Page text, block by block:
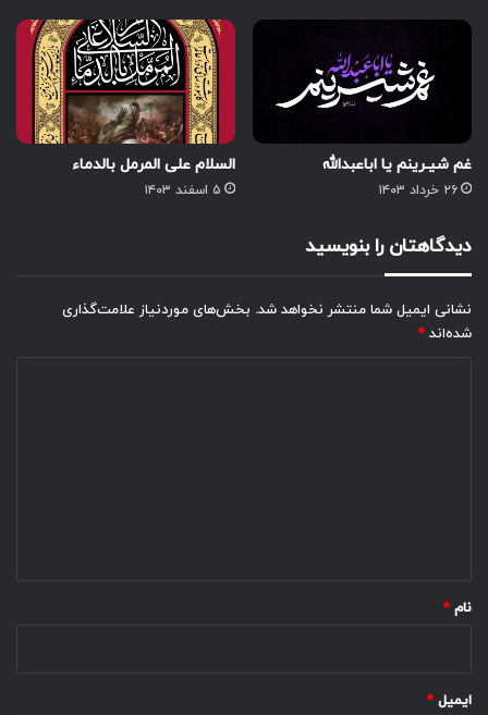
غم شیـرینم یا اباعبدالله
۲۶ خرداد ۱۴۰۳
السلام علی المرمل بالدماء
۵ اسفند ۱۴۰۳
دیدگاهتان را بنویسید
نشانی ایمیل شما منتشر نخواهد شد. بخش‌های موردنیاز علامت‌گذاری
شده‌اند *
نام *
ایمیل *